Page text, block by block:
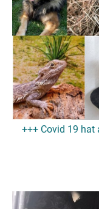
+++ Covid 19